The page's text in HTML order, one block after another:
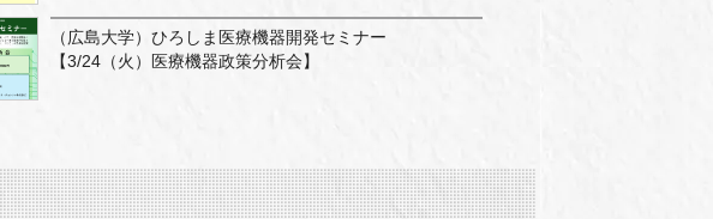
（広島大学）ひろしま医療機器開発セミナー
【3/24（火）医療機器政策分析会】